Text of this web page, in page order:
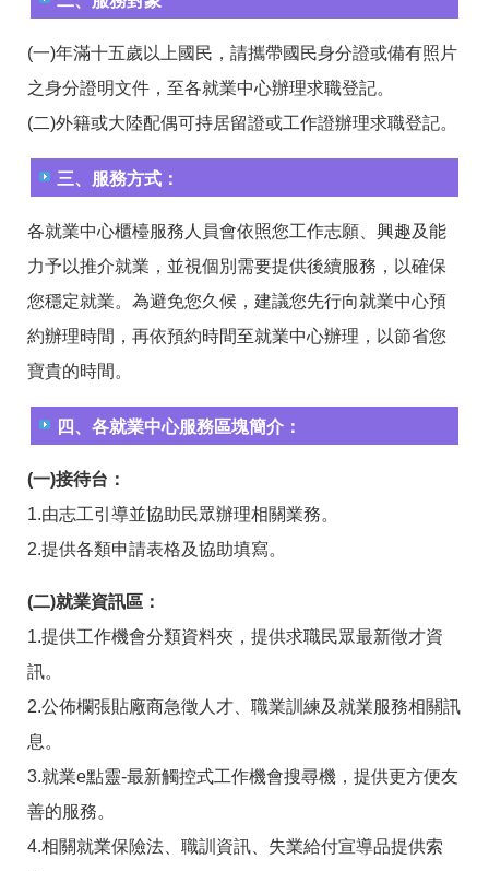
網
站
導
覽
回
首
頁
English
民
常
見
問
答
雙
語
詞
彙
RSS
私
安
全
政
府
資
料
開
宣
絡
資
訊
(一)年滿十五歲以上國民，請攜帶國民身分證或備有照片
之身分證明文件，至各就業中心辦理求職登記。
(二)外籍或大陸配偶可持居留證或工作證辦理求職登記。
三、服務方式：
各就業中心櫃檯服務人員會依照您工作志願、興趣及能
力予以推介就業，並視個別需要提供後續服務，以確保
您穩定就業。為避免您久候，建議您先行向就業中心預
約辦理時間，再依預約時間至就業中心辦理，以節省您
寶貴的時間。
四、各就業中心服務區塊簡介：
(一)接待台：
1.由志工引導並協助民眾辦理相關業務。
2.提供各類申請表格及協助填寫。
(二)就業資訊區：
1.提供工作機會分類資料夾，提供求職民眾最新徵才資
訊。
2.公佈欄張貼廠商急徵人才、職業訓練及就業服務相關訊
息。
3.就業e點靈-最新觸控式工作機會搜尋機，提供更方便友
善的服務。
4.相關就業保險法、職訓資訊、失業給付宣導品提供索